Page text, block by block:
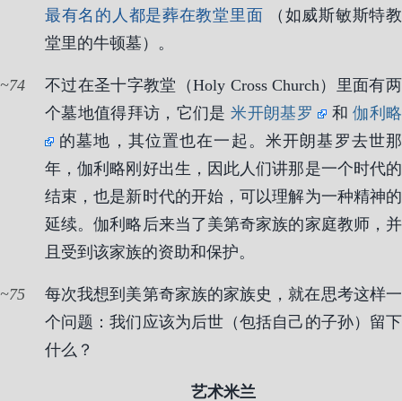
最有名的人都是葬在教堂里面
（如威斯敏斯特教
堂里的牛顿墓）。
74
不过在圣十字教堂（Holy Cross Church）里面有两
个墓地值得拜访，它们是米开朗基罗 和伽利略
的墓地，其位置也在一起。米开朗基罗去世那
年，伽利略刚好出生，因此人们讲那是一个时代的
结束，也是新时代的开始，可以理解为一种精神的
延续。伽利略后来当了美第奇家族的家庭教师，并
且受到该家族的资助和保护。
75
每次我想到美第奇家族的家族史，就在思考这样一
个问题：我们应该为后世（包括自己的子孙）留下
什么？
艺术米兰